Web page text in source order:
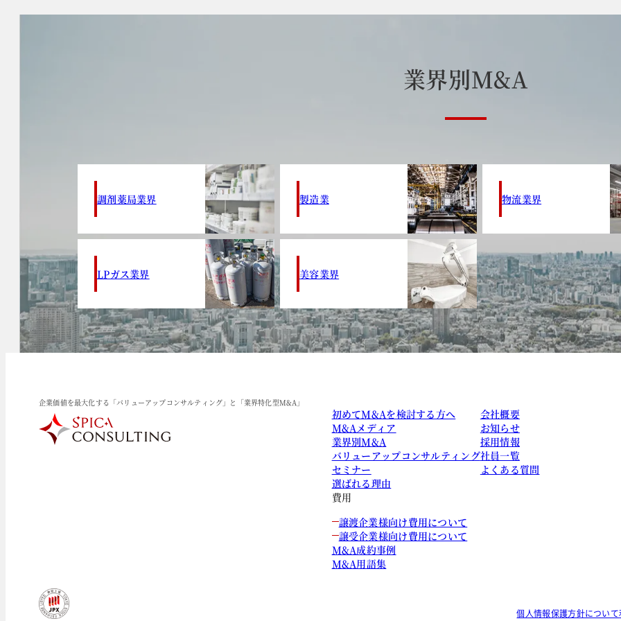
業界別M&A
調剤薬局業界 製造業 物流業界
LPガス業界 美容業界
企業価値を最大化する「バリューアップコンサルティング」と「業界特化型M&A」
初めてM&Aを検討する方へ
M&Aメディア
業界別M&A
バリューアップコンサルティング
セミナー
選ばれる理由
費用
譲渡企業様向け費用について
譲受企業様向け費用について
M&A成約事例
M&A用語集
会社概要
お知らせ
採用情報
社員一覧
よくある質問
個人情報保護方針について